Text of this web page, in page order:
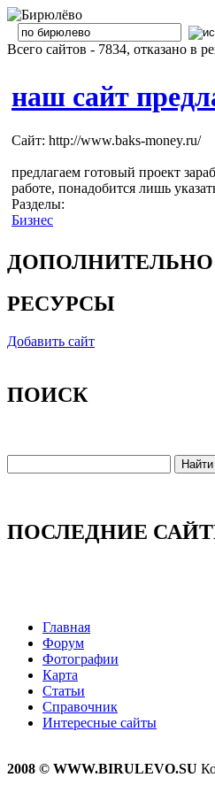
Всего сайтов - 7834, отказано в
наш сайт
Сайт: http://www.baks-money.ru/
предлагаем готовый проект
работе, понадобится лишь
Разделы:
Бизнес
ДОПОЛНИТЕЛЬНО
РЕСУРСЫ
Добавить сайт
ПОИСК
ПОСЛЕДНИЕ
Главная
Форум
Фотографии
Карта
Статьи
Справочник
Интересные сайты
2008 © WWW.BIRULEVO.SU